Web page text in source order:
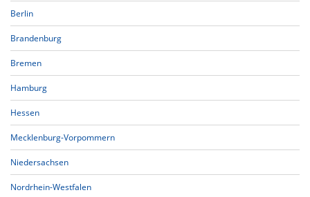
Berlin
Brandenburg
Bremen
Hamburg
Hessen
Mecklenburg-Vorpommern
Niedersachsen
Nordrhein-Westfalen